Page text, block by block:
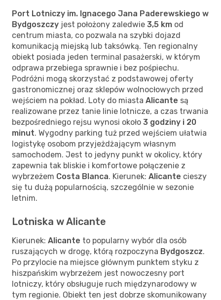
Port Lotniczy im. Ignacego Jana Paderewskiego w
Bydgoszczy jest położony zaledwie 3,5 km od
centrum miasta, co pozwala na szybki dojazd
komunikacją miejską lub taksówką. Ten regionalny
obiekt posiada jeden terminal pasażerski, w którym
odprawa przebiega sprawnie i bez pośpiechu.
Podróżni mogą skorzystać z podstawowej oferty
gastronomicznej oraz sklepów wolnocłowych przed
wejściem na pokład. Loty do miasta Alicante są
realizowane przez tanie linie lotnicze, a czas trwania
bezpośredniego rejsu wynosi około 3 godziny i 20
minut. Wygodny parking tuż przed wejściem ułatwia
logistykę osobom przyjeżdżającym własnym
samochodem. Jest to jedyny punkt w okolicy, który
zapewnia tak bliskie i komfortowe połączenie z
wybrzeżem Costa Blanca. Kierunek: Alicante cieszy
się tu dużą popularnością, szczególnie w sezonie
letnim.
Lotniska w Alicante
Kierunek: Alicante to popularny wybór dla osób
ruszających w drogę, którą rozpoczyna Bydgoszcz.
Po przylocie na miejsce głównym punktem styku z
hiszpańskim wybrzeżem jest nowoczesny port
lotniczy, który obsługuje ruch międzynarodowy w
tym regionie. Obiekt ten jest dobrze skomunikowany